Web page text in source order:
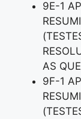
9E-1
AS
9F-1